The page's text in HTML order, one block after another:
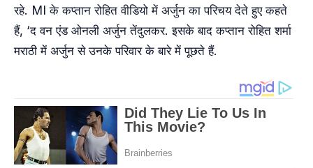
रहे. MI के कप्तान रोहित वीडियो में अर्जुन का परिचय देते हुए कहते
हैं, ‘द वन एंड ओनली अर्जुन तेंदुलकर. इसके बाद कप्तान रोहित शर्मा
मराठी में अर्जुन से उनके परिवार के बारे में पूछते हैं.